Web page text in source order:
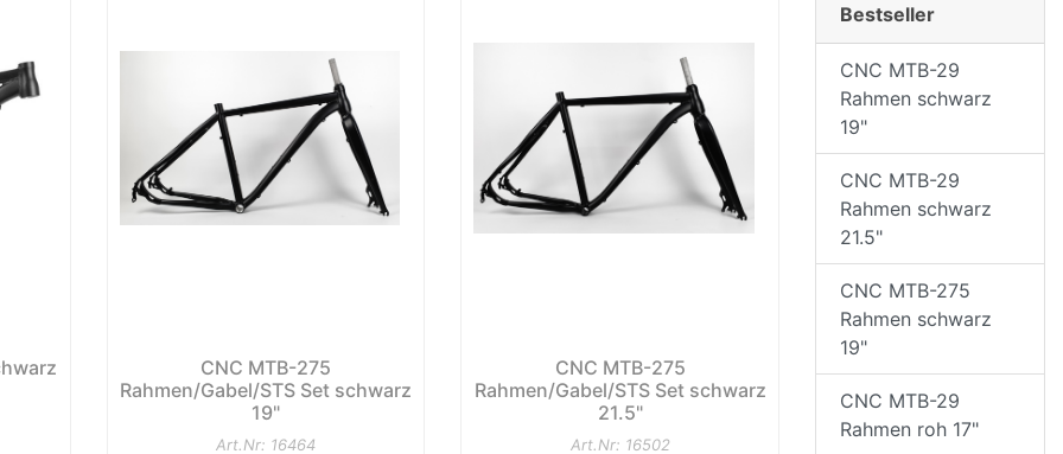
CNC MTB-275
Rahmen/Gabel/STS Set schwarz
19"
Art.Nr: 16464
CNC MTB-275
Rahmen/Gabel/STS Set schwarz
21.5"
Art.Nr: 16502
Bestseller
CNC MTB-29
Rahmen schwarz
19"
CNC MTB-29
Rahmen schwarz
21.5"
CNC MTB-275
Rahmen schwarz
19"
CNC MTB-29
Rahmen roh 17"